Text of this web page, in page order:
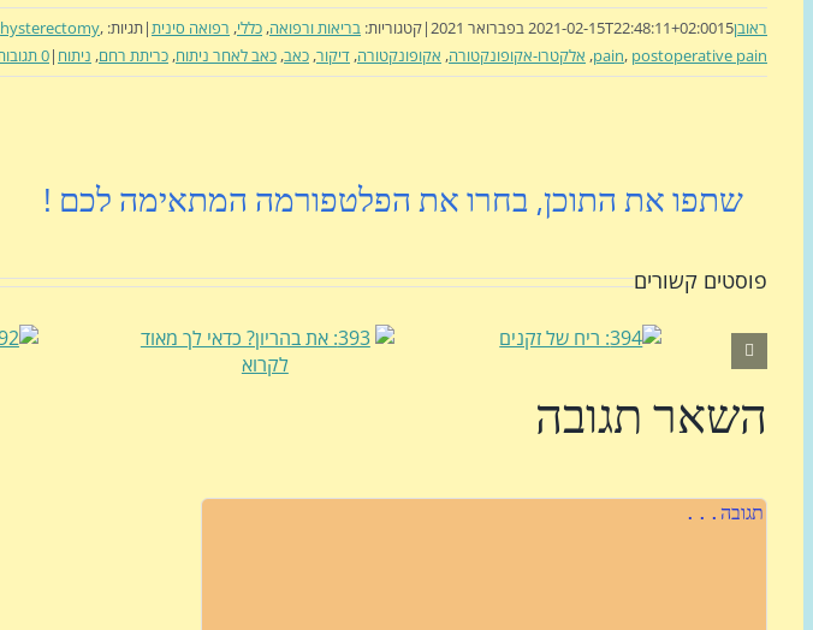
ראובן 2021-02-15T22:48:11+02:0015 בפברואר 2021 |קטגוריות: בריאות ורפואה, כללי, רפואה סינית|תגיות: hysterectomy,
pain, postoperative pain
, אלקטרו-אקופונקטורה, אקופונקטורה, דיקור, כאב, כאב לאחר ניתוח, כריתת רחם, ניתוח |0 תגובות
שתפו את התוכן, בחרו את הפלטפורמה המתאימה לכם !
פוסטים קשורים
השאר תגובה
הערה